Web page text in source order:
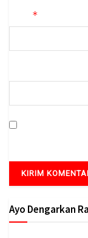
*
Ayo Dengarkan